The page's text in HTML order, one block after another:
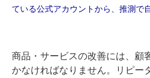
ている公式アカウントから、推測で
商品・サービスの改善には、顧
かなければなりません。
リピー